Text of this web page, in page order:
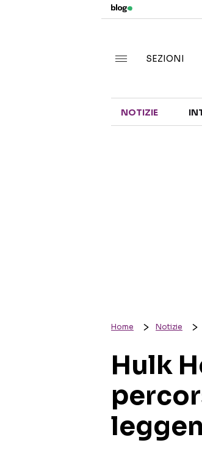
SEZIONI
NOTIZIE
Home Notizie
Hulk